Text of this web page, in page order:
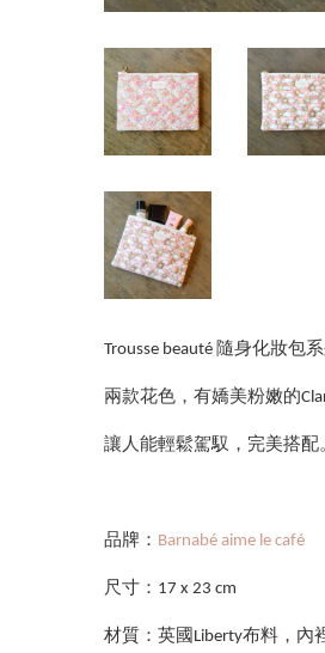
Trousse beauté 隨身化妝包
兩款花色，有嬌美粉嫩的
讓人能輕鬆駕馭，完美搭配
品牌： Barnabé aime le café
尺寸：17 x 23 cm
材質：英國Liberty布料，內